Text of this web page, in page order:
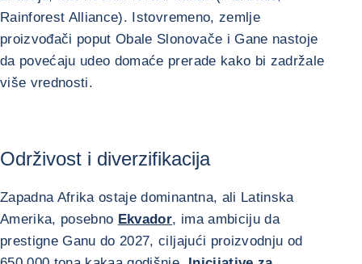
Rainforest Alliance). Istovremeno, zemlje
proizvođači poput Obale Slonovače i Gane nastoje
da povećaju udeo domaće prerade kako bi zadržale
više vrednosti.
Održivost i diverzifikacija
Zapadna Afrika ostaje dominantna, ali Latinska
Amerika, posebno Ekvador, ima ambiciju da
prestigne Ganu do 2027, ciljajući proizvodnju od